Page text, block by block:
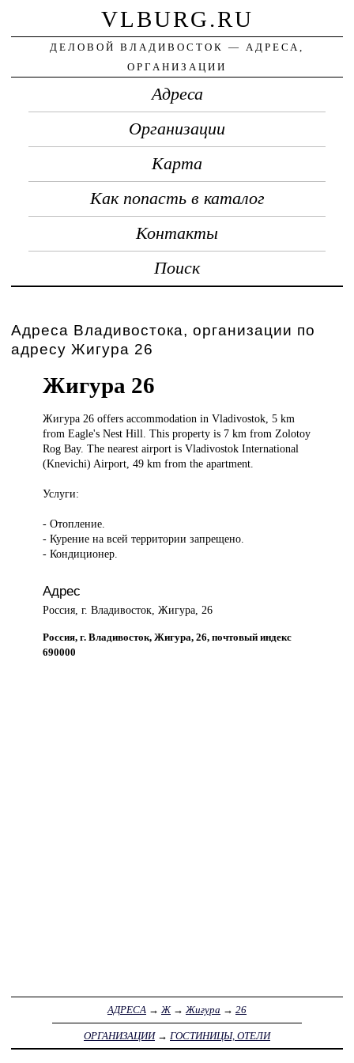
VLBURG.RU
ДЕЛОВОЙ ВЛАДИВОСТОК — АДРЕСА,
ОРГАНИЗАЦИИ
Адреса
Организации
Карта
Как попасть в каталог
Контакты
Поиск
Адреса Владивостока, организации по
адресу Жигура 26
Жигура 26
Жигура 26offers accommodation in Vladivostok, 5 km
from Eagle's Nest Hill. This property is 7 km from Zolotoy
Rog Bay. The nearest airport is Vladivostok International
(Knevichi) Airport, 49 km from the apartment.
Услуги:
- Отопление.
- Курение на всей территории запрещено.
- Кондиционер.
Адрес
Россия, г. Владивосток, Жигура, 26
Россия, г. Владивосток, Жигура, 26, почтовый индекс
690000
АДРЕСА →Ж→Жигура → 26
ОРГАНИЗАЦИИ→ ГОСТИНИЦЫ, ОТЕЛИ